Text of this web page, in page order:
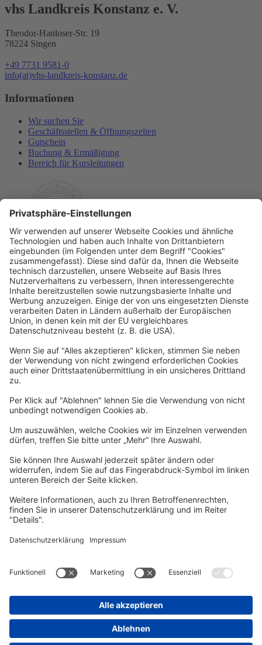
vhs Landkreis Konstanz e. V.
Theodor-Hanloser-Str. 19
78224 Singen
+49 7731 9581-0
info(at)vhs-landkreis-konstanz.de
Informationen
Wir suchen Sie
Geschäftsstellen & Öffnungszeiten
Gutschein
Buchung & Ermäßigung
Bereich für Kursleitungen
Rechtliches
Allgemeine Geschäftsbedingungen
Widerrufsbelehrung
Datenschutzerklärung
Barrierefreiheitserklärung
Impressum
Newsletter
Per E-Mail informieren wir Sie über interessante Angebote.
Zum Newsletter anmelden
vhs Post
Zur vhs Post anmelden
Kontrast
Kurs-Merkliste
Bitte melden Sie sich über den folgenden Button an:
Sie haben noch kein Konto?
Registrieren Sie sich jetzt
Warenkorb